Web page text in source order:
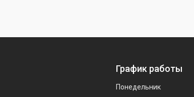
График работы
Понедельник